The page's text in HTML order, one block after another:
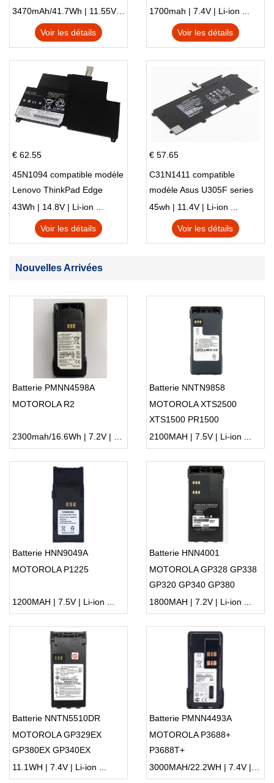
3470mAh/41.7Wh | 11.55V | Li-ion ...
Voir les détails
IC-F61 IC-M87
1700mah | 7.4V | Li-ion ...
Voir les détails
€ 62.55
45N1094 compatible modèle
Lenovo ThinkPad Edge
S230u Twist
43Wh | 14.8V | Li-ion ...
Voir les détails
€ 57.65
C31N1411 compatible
modèle Asus U305F series
45wh | 11.4V | Li-ion ...
Voir les détails
Nouvelles Arrivées
Batterie PMNN4598A
MOTOROLA R2
2300mah/16.6Wh | 7.2V | Li-ion ...
Batterie NNTN9858
MOTOROLA XTS2500
XTS1500 PR1500
2100MAH | 7.5V | Li-ion ...
Batterie HNN9049A
MOTOROLA P1225
1200MAH | 7.5V | Li-ion ...
Batterie HNN4001
MOTOROLA GP328 GP338
GP320 GP340 GP380
PTX760
1800MAH | 7.2V | Li-ion ...
Batterie NNTN5510DR
MOTOROLA GP329EX
GP380EX GP340EX
11.1WH | 7.4V | Li-ion ...
Batterie PMNN4493A
MOTOROLA P3688+
P3688T+
3000MAH/22.2WH | 7.4V | Li-ion ...